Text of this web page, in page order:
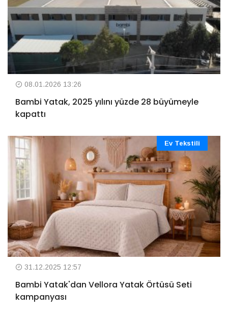
08.01.2026 13:26
Bambi Yatak, 2025 yılını yüzde 28 büyümeyle
kapattı
Ev Tekstili
31.12.2025 12:57
Bambi Yatak'dan Vellora Yatak Örtüsü Seti
kampanyası